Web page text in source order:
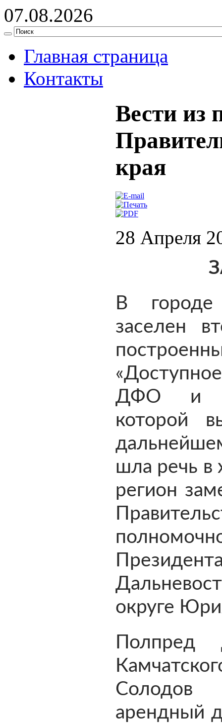
07.08.2026
Главная страница
Контакты
Вести из
края
28 Апреля
В городе
заселен
ДФО и
которой
шла речь в
регион
округе
арендный